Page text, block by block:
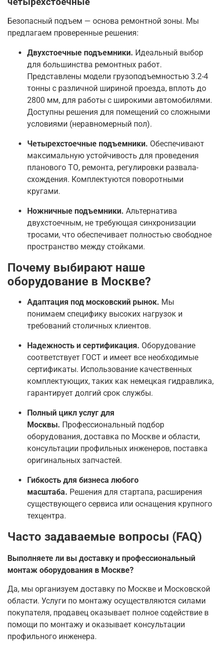
Безопасный подъем — основа ремонтной зоны. Мы
предлагаем проверенные решения:
Двухстоечные подъемники. Идеальный выбор
для большинства ремонтных работ.
Представлены модели грузоподъемностью 3.2-4
тонны с различной шириной проезда, вплоть до
2800 мм, для работы с широкими автомобилями.
Доступны решения для помещений со сложными
условиями (неравномерный пол).
Четырехстоечные подъемники. Обеспечивают
максимальную устойчивость для проведения
планового ТО, ремонта, регулировки развала-
схождения. Комплектуются поворотными
кругами.
Ножничные подъемники. Альтернатива
двухстоечным, не требующая синхронизации
тросами, что обеспечивает полностью свободное
пространство между стойками.
Почему выбирают наше
оборудование в Москве?
Адаптация под московский рынок. Мы
понимаем специфику высоких нагрузок и
требований столичных клиентов.
Надежность и сертификация. Оборудование
соответствует ГОСТ и имеет все необходимые
сертификаты. Использование качественных
комплектующих, таких как немецкая гидравлика,
гарантирует долгий срок службы.
Полный цикл услуг для
Москвы. Профессиональный подбор
оборудования, доставка по Москве и области,
консультации профильных инженеров, поставка
оригинальных запчастей.
Гибкость для бизнеса любого
масштаба. Решения для стартапа, расширения
существующего сервиса или оснащения крупного
техцентра.
Часто задаваемые вопросы (FAQ)
Выполняете ли вы доставку и профессиональный
монтаж оборудования в Москве?
Да, мы организуем доставку по Москве и Московской
области. Услуги по монтажу осуществляются силами
покупателя, продавец оказывает полное содействие в
помощи по монтажу и оказывает консультации
профильного инженера.